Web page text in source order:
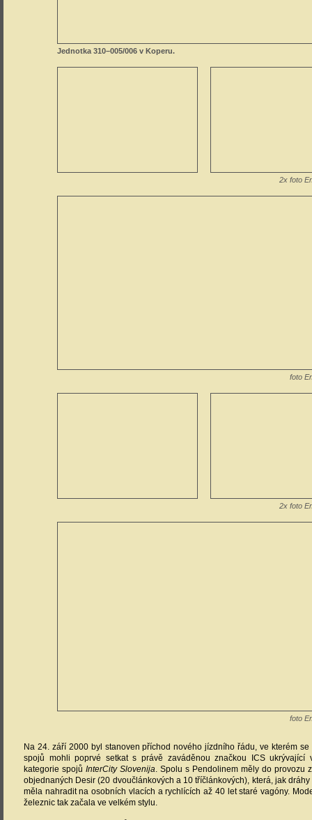
Jednotka 310–005/006 v Koperu.
2x foto
foto
2x foto
foto
Na 24. září 2000 byl stanoven příchod nového jízdního řádu, ve kterém
spojů mohli poprvé setkat s právě zaváděnou značkou ICS ukrývající
kategorie spojů InterCity Slovenija. Spolu s Pendolinem měly do provozu
objednaných Desir (20 dvoučlánkových a 10 tříčlánkových), která, jak
měla nahradit na osobních vlacích a rychlících až 40 let staré vagóny.
železnic tak začala ve velkém stylu.